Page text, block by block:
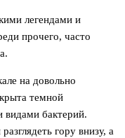
легендами и
прочего, часто
на довольно
темной
видами бактерий.
гору внизу, а